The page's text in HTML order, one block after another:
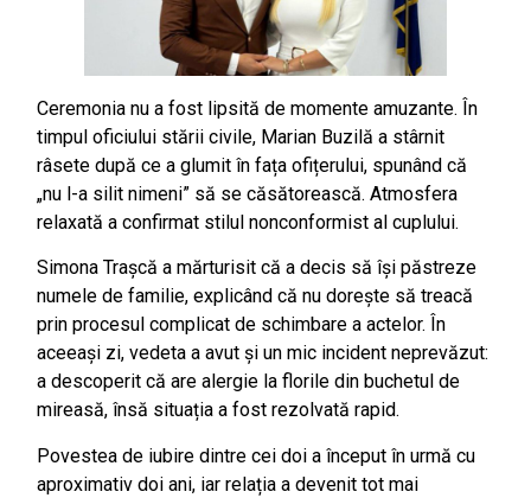
Ceremonia nu a fost lipsită de momente amuzante. În
timpul oficiului stării civile, Marian Buzilă a stârnit
râsete după ce a glumit în fața ofițerului, spunând că
„nu l-a silit nimeni” să se căsătorească. Atmosfera
relaxată a confirmat stilul nonconformist al cuplului.
Simona Trașcă a mărturisit că a decis să își păstreze
numele de familie, explicând că nu dorește să treacă
prin procesul complicat de schimbare a actelor. În
aceeași zi, vedeta a avut și un mic incident neprevăzut:
a descoperit că are alergie la florile din buchetul de
mireasă, însă situația a fost rezolvată rapid.
Povestea de iubire dintre cei doi a început în urmă cu
aproximativ doi ani, iar relația a devenit tot mai